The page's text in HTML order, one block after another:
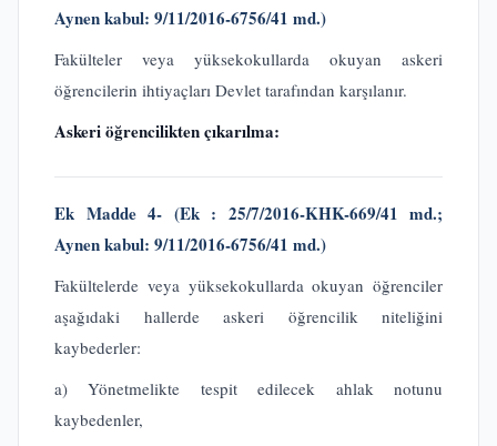
Aynen kabul: 9/11/2016-6756/41 md.)
Fakülteler veya yüksekokullarda okuyan askeri
öğrencilerin ihtiyaçları Devlet tarafından karşılanır.
Askeri öğrencilikten çıkarılma:
Ek Madde 4- (Ek : 25/7/2016-KHK-669/41 md.;
Aynen kabul: 9/11/2016-6756/41 md.)
Fakültelerde veya yüksekokullarda okuyan öğrenciler
aşağıdaki hallerde askeri öğrencilik niteliğini
kaybederler:
a) Yönetmelikte tespit edilecek ahlak notunu
kaybedenler,